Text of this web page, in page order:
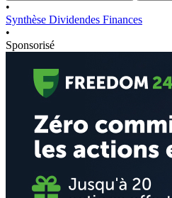
•
Synthèse Dividendes Finances
•
Sponsorisé